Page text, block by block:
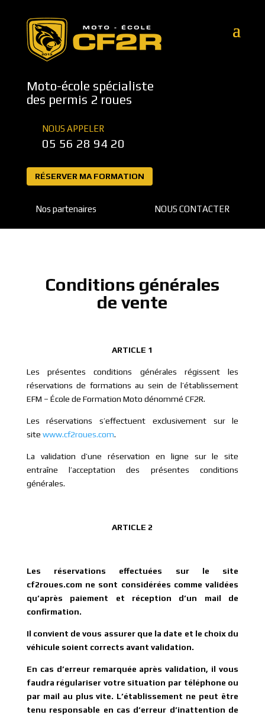
Moto-école spécialiste
des permis 2 roues
NOUS APPELER
05 56 28 94 20
RÉSERVER MA FORMATION
Nos partenaires NOUS CONTACTER
Conditions générales
de vente
ARTICLE 1
Les présentes conditions générales régissent les
réservations de formations au sein de l’établissement
EFM – École de Formation Moto dénommé CF2R.
Les réservations s’effectuent exclusivement sur le
site www.cf2roues.com.
La validation d’une réservation en ligne sur le site
entraîne l’acceptation des présentes conditions
générales.
ARTICLE 2
Les réservations effectuées sur le site
cf2roues.com ne sont considérées comme validées
qu’après paiement et réception d’un mail de
confirmation.
Il convient de vous assurer que la date et le choix du
véhicule soient corrects avant validation.
En cas d’erreur remarquée après validation, il vous
faudra régulariser votre situation par téléphone ou
par mail au plus vite. L’établissement ne peut être
tenu responsable en cas d’erreur d’inattention de